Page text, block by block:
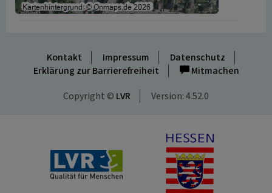
Kontakt Impressum
Datenschutz
Erklärung zur Barrierefreiheit
Mitmachen
Copyright © LVR Version: 4.52.0